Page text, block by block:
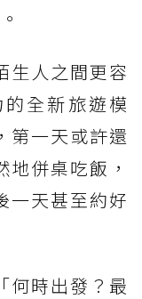
生人之間更容
全新旅遊模
第一天或許還
併桌吃飯，
一天甚至約好
何時出發？最